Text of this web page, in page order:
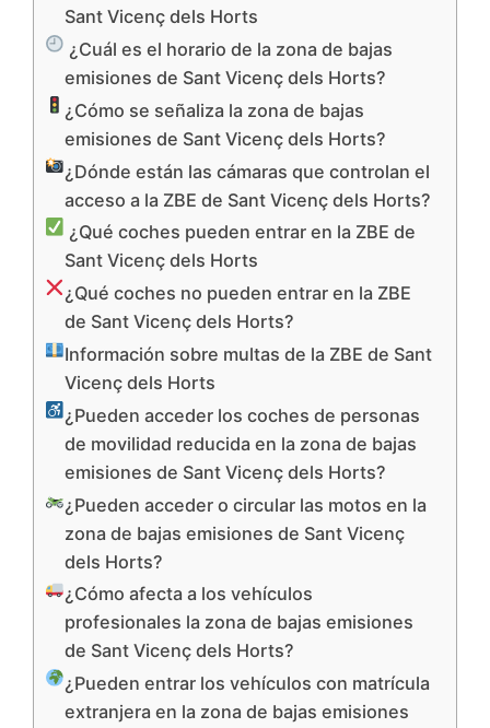
Sant Vicenç dels Horts
¿Cuál es el horario de la zona de bajas
emisiones de Sant Vicenç dels Horts?
¿Cómo se señaliza la zona de bajas
emisiones de Sant Vicenç dels Horts?
¿Dónde están las cámaras que controlan el
acceso a la ZBE de Sant Vicenç dels Horts?
¿Qué coches pueden entrar en la ZBE de
Sant Vicenç dels Horts
¿Qué coches no pueden entrar en la ZBE
de Sant Vicenç dels Horts?
Información sobre multas de la ZBE de Sant
Vicenç dels Horts
¿Pueden acceder los coches de personas
de movilidad reducida en la zona de bajas
emisiones de Sant Vicenç dels Horts?
¿Pueden acceder o circular las motos en la
zona de bajas emisiones de Sant Vicenç
dels Horts?
¿Cómo afecta a los vehículos
profesionales la zona de bajas emisiones
de Sant Vicenç dels Horts?
¿Pueden entrar los vehículos con matrícula
extranjera en la zona de bajas emisiones